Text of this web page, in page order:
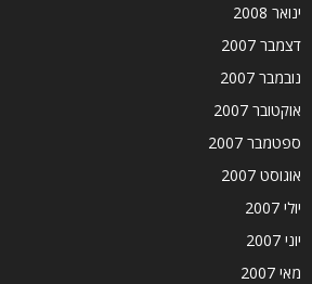
ינואר 2008
דצמבר 2007
נובמבר 2007
אוקטובר 2007
ספטמבר 2007
אוגוסט 2007
יולי 2007
יוני 2007
מאי 2007